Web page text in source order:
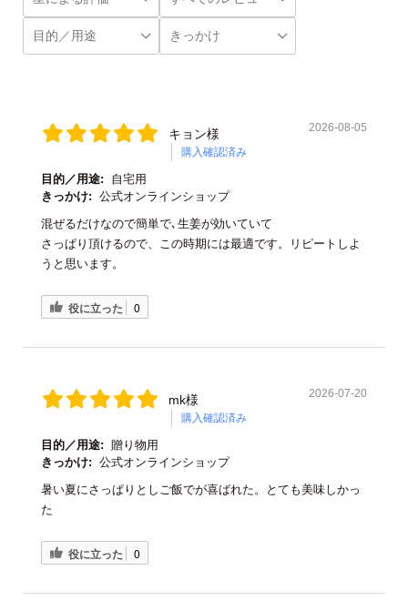
キョン様
購入確認済み
2026-08-05
目的／用途:
自宅用
きっかけ: 公式オンラインショップ
混ぜるだけなので簡単で､生姜が効いていて
さっぱり頂けるので、この時期には最適です。リピートしよ
うと思います。
役に立った 0
mk様
購入確認済み
2026-07-20
目的／用途: 贈り物用
きっかけ: 公式オンラインショップ
暑い夏にさっぱりとしご飯でが喜ばれた。とても美味しかっ
た
役に立った 0